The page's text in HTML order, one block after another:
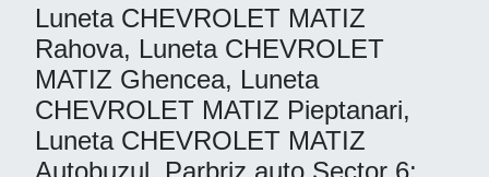
Luneta CHEVROLET MATIZ
Rahova, Luneta CHEVROLET
MATIZ Ghencea, Luneta
CHEVROLET MATIZ Pieptanari,
Luneta CHEVROLET MATIZ
Autobuzul. Parbriz auto Sector 6: